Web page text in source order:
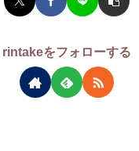
rintakeをフォローする